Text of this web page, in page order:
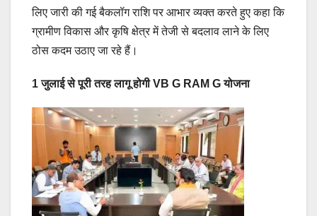
लिए जारी की गई बैकलॉग राशि पर आभार व्यक्त करते हुए कहा कि
ग्रामीण विकास और कृषि क्षेत्र में तेजी से बदलाव लाने के लिए
ठोस कदम उठाए जा रहे हैं।
1 जुलाई से पूरी तरह लागू होगी VB G RAM G योजना